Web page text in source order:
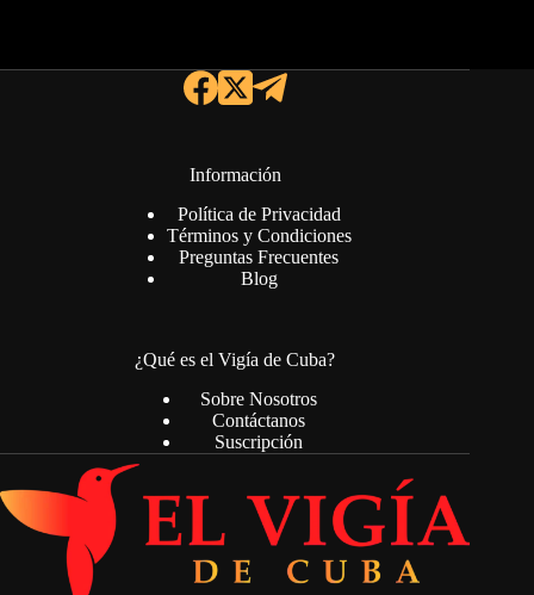
Información
Política de Privacidad
Términos y Condiciones
Preguntas Frecuentes
Blog
¿Qué es el Vigía de Cuba?
Sobre Nosotros
Contáctanos
Suscripción